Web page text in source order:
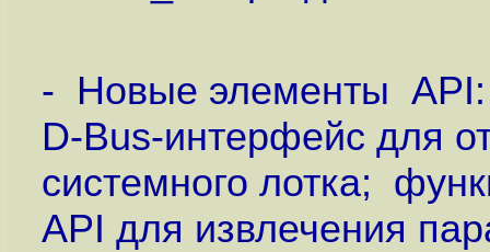
- Новые элементы API:
D-Bus-интерфейс для
системного лотка;
API для извлечения